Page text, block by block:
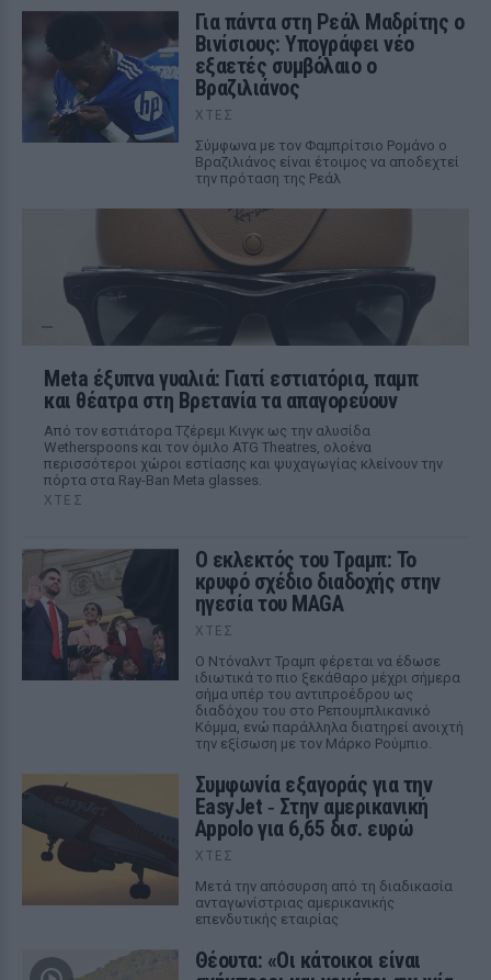
Για πάντα στη Ρεάλ Μαδρίτης ο
Βινίσιους: Υπογράφει νέο
εξαετές συμβόλαιο ο
Βραζιλιάνος
ΧΤΕΣ
Σύμφωνα με τον Φαμπρίτσιο Ρομάνο ο
Βραζιλιάνος είναι έτοιμος να αποδεχτεί
την πρόταση της Ρεάλ
Meta έξυπνα γυαλιά: Γιατί εστιατόρια, παμπ
και θέατρα στη Βρετανία τα απαγορεύουν
Από τον εστιάτορα Τζέρεμι Κινγκ ως την αλυσίδα
Wetherspoons και τον όμιλο ATG Theatres, ολοένα
περισσότεροι χώροι εστίασης και ψυχαγωγίας κλείνουν την
πόρτα στα Ray-Ban Meta glasses.
ΧΤΕΣ
Ο εκλεκτός του Τραμπ: Το
κρυφό σχέδιο διαδοχής στην
ηγεσία του MAGA
ΧΤΕΣ
Ο Ντόναλντ Τραμπ φέρεται να έδωσε
ιδιωτικά το πιο ξεκάθαρο μέχρι σήμερα
σήμα υπέρ του αντιπροέδρου ως
διαδόχου του στο Ρεπουμπλικανικό
Κόμμα, ενώ παράλληλα διατηρεί ανοιχτή
την εξίσωση με τον Μάρκο Ρούμπιο.
Συμφωνία εξαγοράς για την
EasyJet ‑ Στην αμερικανική
Appolo για 6,65 δισ. ευρώ
ΧΤΕΣ
Μετά την απόσυρση από τη διαδικασία
ανταγωνίστριας αμερικανικής
επενδυτικής εταιρίας
Θέουτα: «Οι κάτοικοι είναι